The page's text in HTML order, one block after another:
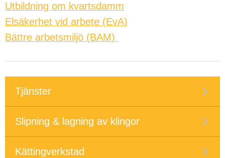
Utbildning om kvartsdamm
Elsäkerhet vid arbete (EvA)
Bättre arbetsmiljö (BAM)
Tjänster
Slipning & lagning av klingor
Kättingverkstad